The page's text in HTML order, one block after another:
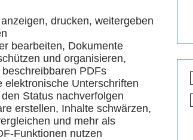
drucken, weitergeben
bearbeiten, Dokumente
und organisieren,
PDFs
elektronische Unterschriften
Status nachverfolgen
erstellen, Inhalte schwärzen,
und mehr als
Funktionen nutzen